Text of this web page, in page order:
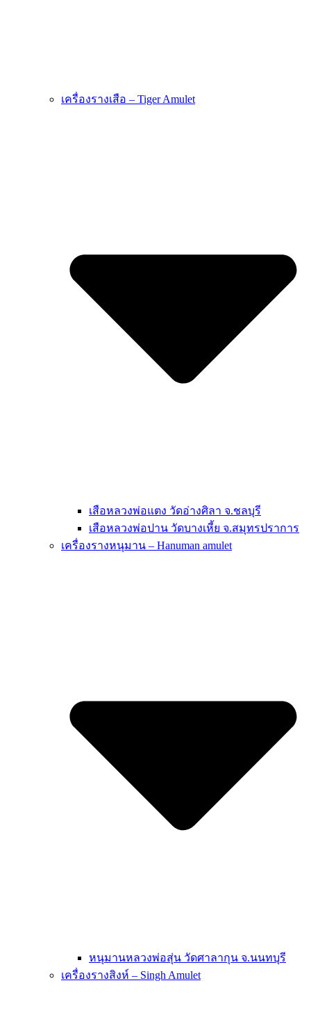
เครื่องรางเสือ – Tiger Amulet
เสือหลวงพ่อแตง วัดอ่างศิลา จ.ชลบุรี
เสือหลวงพ่อปาน วัดบางเหี้ย จ.สมุทรปราการ
เครื่องรางหนุมาน – Hanuman amulet
หนุมานหลวงพ่อสุ่น วัดศาลากุน จ.นนทบุรี
เครื่องรางสิงห์ – Singh Amulet